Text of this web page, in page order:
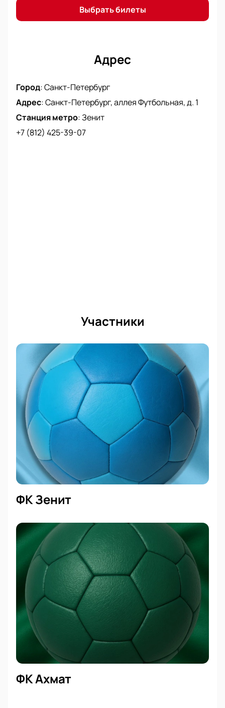
Выбрать билеты
Адрес
Город:Санкт-Петербург
Адрес:Санкт-Петербург, аллея Футбольная, д. 1
Станция метро:Зенит
+7 (812) 425-39-07
Участники
ФК Зенит
ФК Ахмат